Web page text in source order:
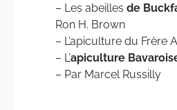
– Les abeilles de
Ron H. Brown
– L’apiculture du Frère
– L’apiculture
– Par Marcel Russilly